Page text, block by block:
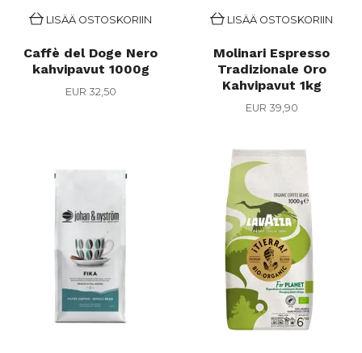
LISÄÄ OSTOSKORIIN
Caffè del Doge Nero
kahvipavut 1000g
EUR 32,50
LISÄÄ OSTOSKORIIN
Molinari Espresso
Tradizionale Oro
Kahvipavut 1kg
EUR 39,90